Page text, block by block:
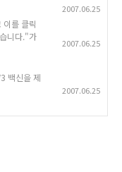
2007.06.25
를 클릭
니다."가
2007.06.25
백신을 제
2007.06.25